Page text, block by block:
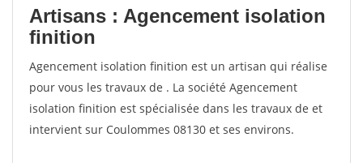
Artisans : Agencement isolation
finition
Agencement isolation finition est un artisan qui réalise
pour vous les travaux de . La société Agencement
isolation finition est spécialisée dans les travaux de et
intervient sur Coulommes 08130 et ses environs.